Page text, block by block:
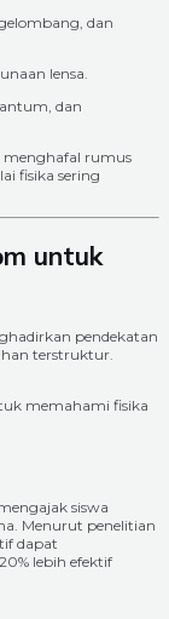
dan
lensa.
dan
menghafal rumus
fisika sering
untuk
pendekatan
terstruktur.
memahami fisika
siswa
Menurut penelitian
dapat
lebih efektif